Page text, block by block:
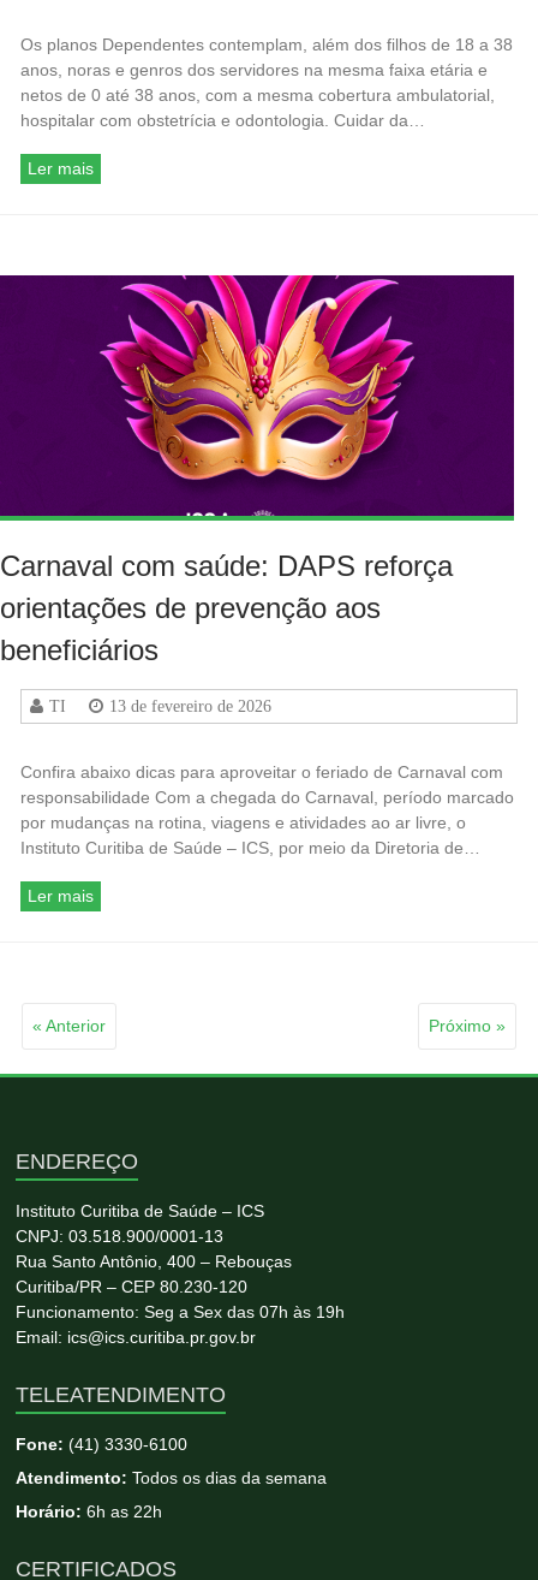
Os planos Dependentes contemplam, além dos filhos de 18 a 38
anos, noras e genros dos servidores na mesma faixa etária e
netos de 0 até 38 anos, com a mesma cobertura ambulatorial,
hospitalar com obstetrícia e odontologia. Cuidar da…
Ler mais
Carnaval com saúde: DAPS reforça
orientações de prevenção aos
beneficiários
TI 13 de fevereiro de 2026
Confira abaixo dicas para aproveitar o feriado de Carnaval com
responsabilidade Com a chegada do Carnaval, período marcado
por mudanças na rotina, viagens e atividades ao ar livre, o
Instituto Curitiba de Saúde – ICS, por meio da Diretoria de…
Ler mais
« Anterior Próximo »
ENDEREÇO
Instituto Curitiba de Saúde – ICS
CNPJ: 03.518.900/0001-13
Rua Santo Antônio, 400 – Rebouças
Curitiba/PR – CEP 80.230-120
Funcionamento: Seg a Sex das 07h às 19h
Email: ics@ics.curitiba.pr.gov.br
TELEATENDIMENTO
Fone:(41) 3330-6100
Atendimento: Todos os dias da semana
Horário: 6h as 22h
CERTIFICADOS